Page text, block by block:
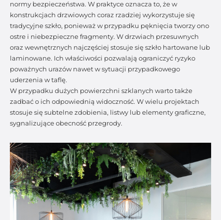
normy bezpieczeństwa. W praktyce oznacza to, że w
konstrukcjach drzwiowych coraz rzadziej wykorzystuje się
tradycyjne szkło, ponieważ w przypadku pęknięcia tworzy ono
ostre i niebezpieczne fragmenty. W drzwiach przesuwnych
oraz wewnętrznych najczęściej stosuje się szkło hartowane lub
laminowane. Ich właściwości pozwalają ograniczyć ryzyko
poważnych urazów nawet w sytuacji przypadkowego
uderzenia w taflę.
W przypadku dużych powierzchni szklanych warto także
zadbać o ich odpowiednią widoczność. W wielu projektach
stosuje się subtelne zdobienia, listwy lub elementy graficzne,
sygnalizujące obecność przegrody.